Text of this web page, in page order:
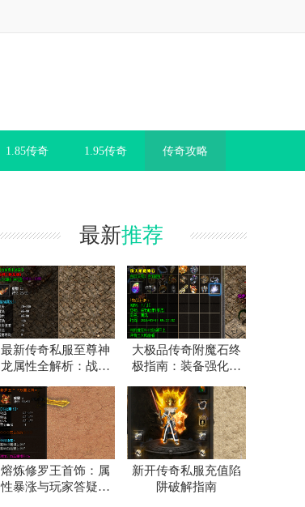
1.85传奇 1.95传奇 传奇攻略
最新推荐
最新传奇私服至尊神
龙属性全解析：战士
大极品传奇附魔石终
极指南：装备强化作
熔炼修罗王首饰：属
性暴涨与玩家答疑终
新开传奇私服充值陷
阱破解指南